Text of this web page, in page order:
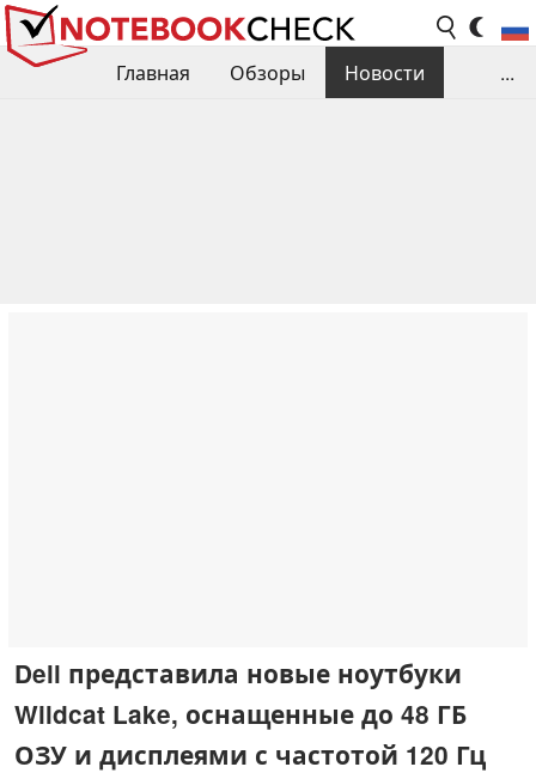
Главная Обзоры
Новости
...
Dell представила новые ноутбуки
Wildcat Lake, оснащенные до 48 ГБ
ОЗУ и дисплеями с частотой 120 Гц